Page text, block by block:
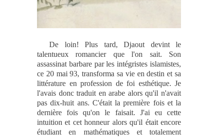
De loin! Plus tard, Djaout devint le
talentueux romancier que l'on sait. Son
assassinat barbare par les intégristes islamistes,
ce 20 mai 93, transforma sa vie en destin et sa
littérature en profession de foi esthétique. Je
l'avais donc traduit en arabe alors qu'il n'avait
pas dix-huit ans. C'était la première fois et la
dernière fois qu'on le faisait. J'ai eu cette
intuition et cet honneur alors qu'il était encore
étudiant en mathématiques et totalement